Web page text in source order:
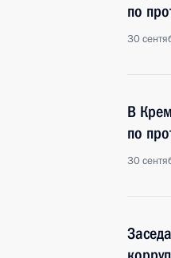
по
30
В
по
30